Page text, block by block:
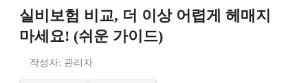
실비보험 비교, 더 이상 어렵게 헤매지
마세요! (쉬운 가이드)
작성자: 관리자